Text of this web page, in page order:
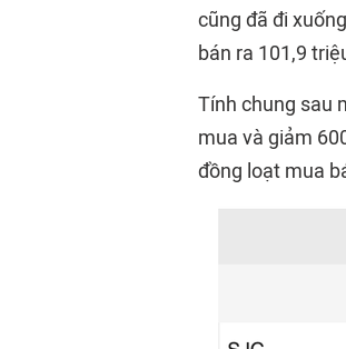
cũng đã đi
bán ra 101,9
Tính chung sau
mua và giảm
đồng loạt mua